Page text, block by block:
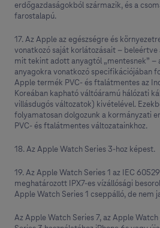
erdőgazdaságokból származik, és a
farostalapú.
17. Az Apple az egészségre és
vonatkozó saját korlátozásait –
mit tekint adott anyagtól „mentesnek” –
anyagokra vonatkozó specifikációjában
Apple termék PVC- és ftalátmentes az
Koreában kapható váltóáramú hálózati
villásdugós változatok) kivételével.
folyama­tosan dolgozunk a kormányzati
PVC- és ftalátmentes változatainkhoz.
18. Az Apple Watch Series 3-hoz képest.
19. Az Apple Watch Series 1 az IEC
meghatározott IPX7-es vízállósági
Apple Watch Series 1 cseppálló, de nem
Az Apple Watch Series 7, az Apple